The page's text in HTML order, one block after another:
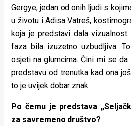
Gergye, jedan od onih ljudi s
u životu i Adisa Vatreš,
koja je predstavi dala
faza bila izuzetno uzbudljiva.
osjeti na glumcima. Čini mi se
predstavu od trenutka kad ona
to je uvijek dobar znak.
Po čemu je predstava
za savremeno društvo?